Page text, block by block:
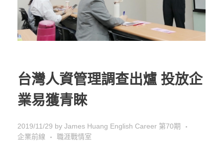
台灣人資管理調查出爐 投放企
業易獲青睞
2019/11/29 by James Huang English Career 第70期
企業前線
職涯戰情室